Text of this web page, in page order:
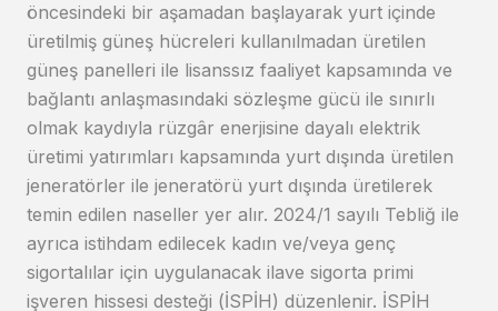
öncesindeki bir aşamadan başlayarak yurt içinde
üretilmiş güneş hücreleri kullanılmadan üretilen
güneş panelleri ile lisanssız faaliyet kapsamında ve
bağlantı anlaşmasındaki sözleşme gücü ile sınırlı
olmak kaydıyla rüzgâr enerjisine dayalı elektrik
üretimi yatırımları kapsamında yurt dışında üretilen
jeneratörler ile jeneratörü yurt dışında üretilerek
temin edilen naseller yer alır. 2024/1 sayılı Tebliğ ile
ayrıca istihdam edilecek kadın ve/veya genç
sigortalılar için uygulanacak ilave sigorta primi
işveren hissesi desteği (İSPİH) düzenlenir. İSPİH